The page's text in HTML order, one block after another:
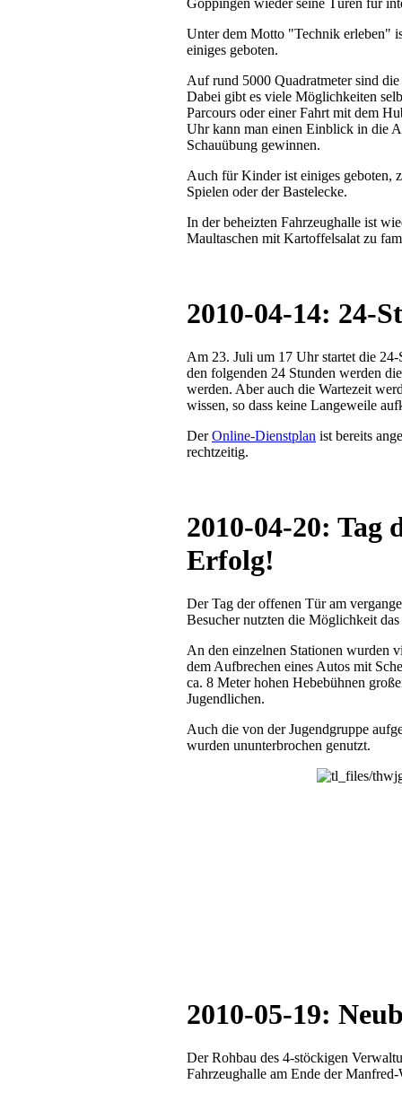
Göppingen wieder seine Türen für
Unter dem Motto "Technik erleben"
einiges geboten.
Auf rund 5000 Quadratmeter sind
Dabei gibt es viele Möglichkeiten
Parcours oder einer Fahrt mit dem
Uhr kann man einen Einblick in die
Schauübung gewinnen.
Auch für Kinder ist einiges geboten,
Spielen oder der Bastelecke.
In der beheizten Fahrzeughalle ist
Maultaschen mit Kartoffelsalat zu
2010-04-14: 24-
Am 23. Juli um 17 Uhr startet die
den folgenden 24 Stunden werden
werden. Aber auch die Wartezeit
wissen, so dass keine Langeweile
DerOnline-Dienstplan ist bereits
rechtzeitig.
2010-04-20: Tag
Erfolg!
Der Tag der offenen Tür am
Besucher nutzten die Möglichkeit
An den einzelnen Stationen wurden
dem Aufbrechen eines Autos mit
ca. 8 Meter hohen Hebebühnen
Jugendlichen.
Auch die von der Jugendgruppe
wurden ununterbrochen genutzt.
2010-05-19:
Der Rohbau des 4-stöckigen
Fahrzeughalle am Ende der